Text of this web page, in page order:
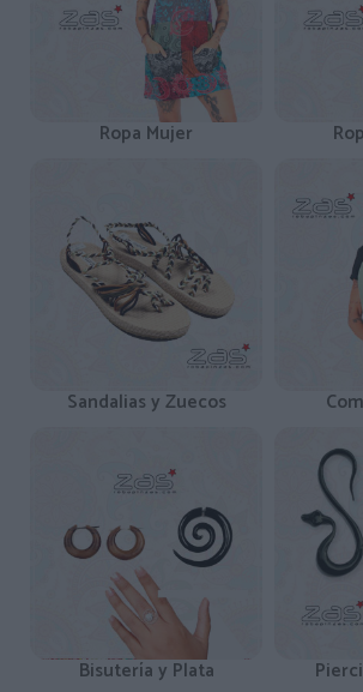
Ropa Mujer
Sandalias y Zuecos
Bisutería y Plata